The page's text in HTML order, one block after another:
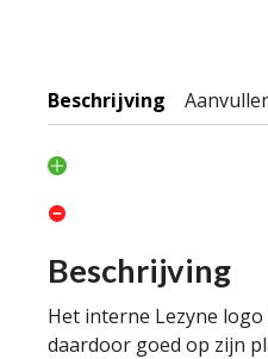
Beschrijving
Beschrijving
Het interne Lezyne
daardoor goed op zijn